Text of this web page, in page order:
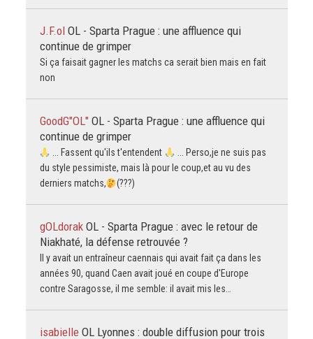
J.F.ol OL - Sparta Prague : une affluence qui
continue de grimper
Si ça faisait gagner les matchs ca serait bien mais en fait
non
GoodG"OL" OL - Sparta Prague : une affluence qui
continue de grimper
... Fassent qu'ils t'entendent
... Perso,je ne suis pas
du style pessimiste, mais là pour le coup,et au vu des
derniers matchs,
(???)
gOLdorak OL - Sparta Prague : avec le retour de
Niakhaté, la défense retrouvée ?
Il y avait un entraîneur caennais qui avait fait ça dans les
années 90, quand Caen avait joué en coupe d'Europe
contre Saragosse, il me semble: il avait mis les…
isabielle OL Lyonnes : double diffusion pour trois